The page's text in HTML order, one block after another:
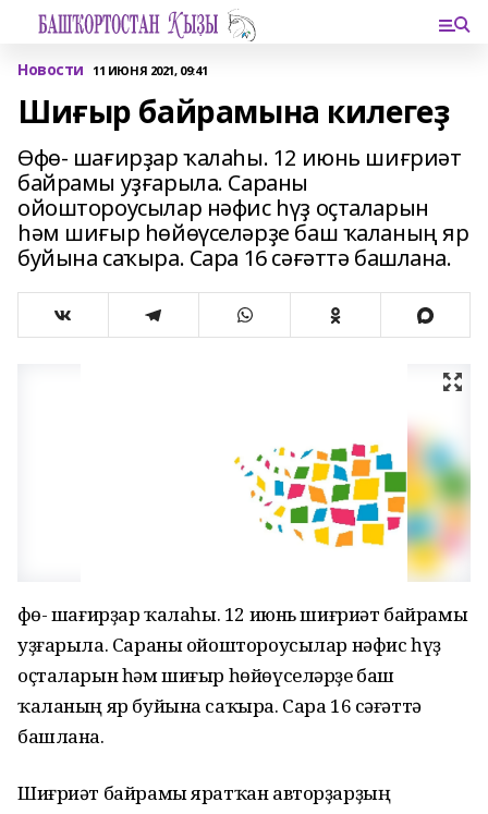
Новости 11 ИЮНЯ 2021, 09:41
Шиғыр байрамына килегеҙ
Өфө- шағирҙар ҡалаһы. 12 июнь шиғриәт
байрамы уҙғарыла. Сараны
ойоштороусылар нәфис һүҙ оҫталарын
һәм шиғыр һөйөүселәрҙе баш ҡаланың яр
буйына саҡыра. Сара 16 сәғәттә башлана.
Өфө- шағирҙар ҡалаһы. 12 июнь шиғриәт байрамы
уҙғарыла. Сараны ойоштороусылар нәфис һүҙ
оҫталарын һәм шиғыр һөйөүселәрҙе баш
ҡаланың яр буйына саҡыра. Сара 16 сәғәттә
башлана.
Шиғриәт байрамы яратҡан авторҙарҙың